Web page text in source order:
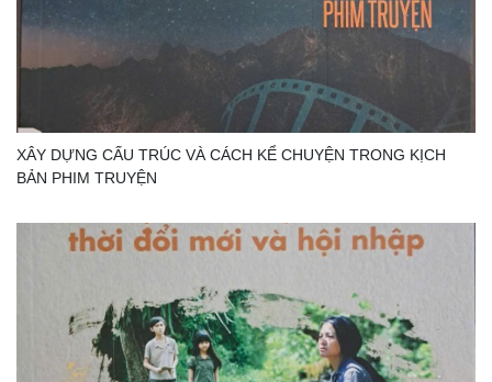
XÂY DỰNG CẤU TRÚC VÀ CÁCH KỂ CHUYỆN TRONG KỊCH
BẢN PHIM TRUYỆN